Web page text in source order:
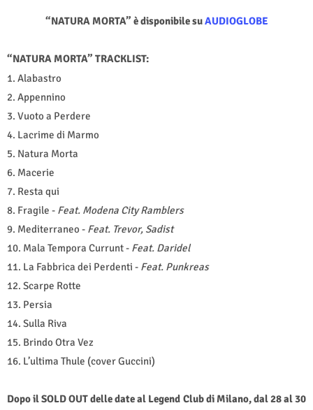
“NATURA MORTA” è disponibile suAUDIOGLOBE
“NATURA MORTA” TRACKLIST:
1. Alabastro
2. Appennino
3. Vuoto a Perdere
4. Lacrime di Marmo
5. Natura Morta
6. Macerie
7. Resta qui
8. Fragile - Feat. Modena City Ramblers
9. Mediterraneo - Feat. Trevor, Sadist
10. Mala Tempora Currunt - Feat. Daridel
11. La Fabbrica dei Perdenti - Feat. Punkreas
12. Scarpe Rotte
13. Persia
14. Sulla Riva
15. Brindo Otra Vez
16. L’ultima Thule (cover Guccini)
Dopo il SOLD OUT delle date al Legend Club di Milano, dal 28 al 30